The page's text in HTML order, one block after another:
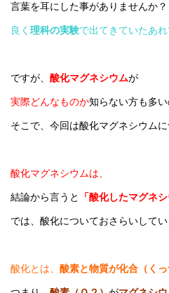
言葉を耳にした事がありませんか？
良く 理科の実験で出てきていたあれ
ですが、 酸化マグネシウムが
実際どんなものか知らない方も多い
そこで、今回は酸化マグネシウム
酸化マグネシウムは、
結論から言うと 「酸化したマグネシ
では、酸化についておさらいしてい
酸化とは、 酸素と物質が化合（く